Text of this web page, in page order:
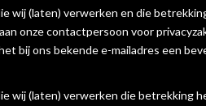
wij (laten) verwerken en die
onze contactpersoon voor
bij ons bekende e-mailadres een
wij (laten) verwerken die betrekking